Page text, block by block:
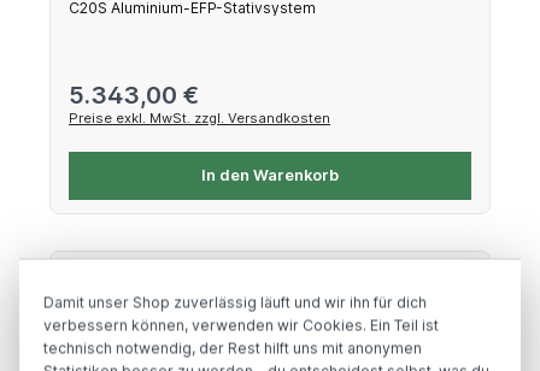
C20S Aluminium-EFP-Stativsystem
Regulärer Preis:
5.343,00 €
Preise exkl. MwSt. zzgl. Versandkosten
In den Warenkorb
Damit unser Shop zuverlässig läuft und wir ihn für dich
verbessern können, verwenden wir Cookies. Ein Teil ist
technisch notwendig, der Rest hilft uns mit anonymen